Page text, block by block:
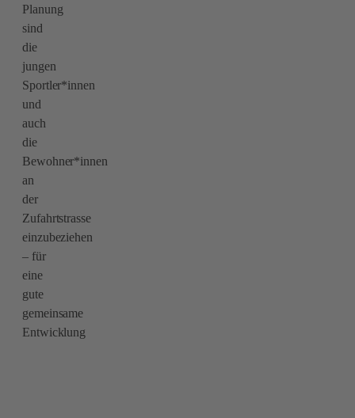
Planung
sind
die
jungen
Sportler*innen
und
auch
die
Bewohner*innen
an
der
Zufahrtstrasse
einzubeziehen
– für
eine
gute
gemeinsame
Entwicklung